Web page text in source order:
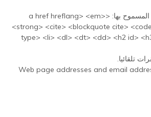
وسوم إتش.تي.إم.إل المسموح بها: <a href hreflang> <em>
<strong> <cite> <blockquote cite>
type> <li> <dl> <dt> <dd> <h2 id>
تلقائيا.
Web page addresses and email